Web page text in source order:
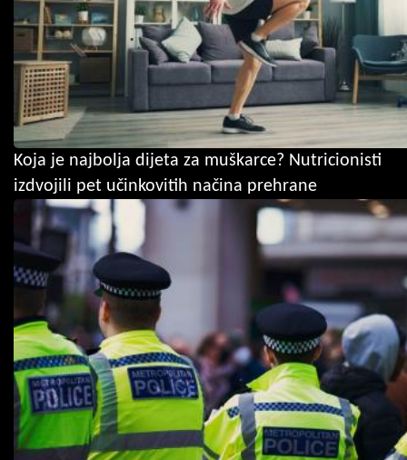
Koja je najbolja dijeta za muškarce? Nutricionisti
izdvojili pet učinkovitih načina prehrane